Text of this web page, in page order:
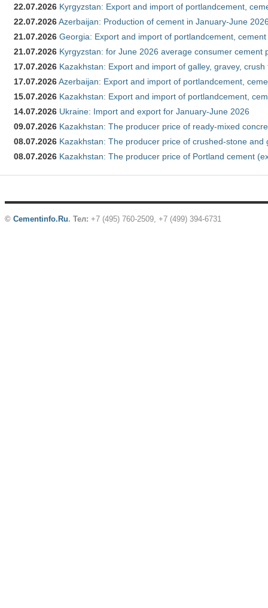
22.07.2026 Kyrgyzstan: Export and import of portlandcement,
22.07.2026Azerbaijan: Production of cement in January-June
21.07.2026 Georgia: Export and import of portlandcement,
21.07.2026 Kyrgyzstan: for June 2026 average consumer cement
17.07.2026 Kazakhstan: Export and import of galley, gravey,
17.07.2026Azerbaijan: Export and import of portlandcement,
15.07.2026 Kazakhstan: Export and import of portlandcement,
14.07.2026 Ukraine: Import and export for January-June 2026
09.07.2026 Kazakhstan: The producer price of ready-mixed
08.07.2026 Kazakhstan: The producer price of crushed-stone and
08.07.2026 Kazakhstan: The producer price of Portland cement
© Cementinfo.Ru. Тел: +7 (495) 760-2509, +7 (499) 394-6731